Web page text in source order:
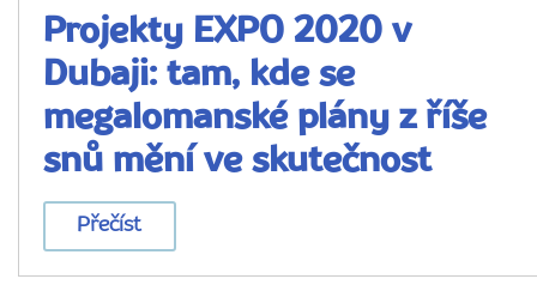
Projekty EXPO 2020 v
Dubaji: tam, kde se
megalomanské plány z říše
snů mění ve skutečnost
Přečíst